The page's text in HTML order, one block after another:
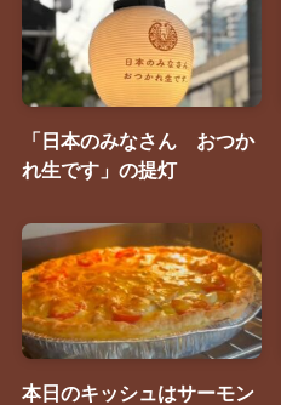
「日本のみなさん おつか
れ生です」の提灯
本日のキッシュはサーモン